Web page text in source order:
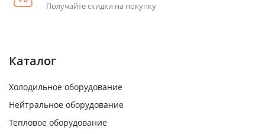
Получайте скидки на покупку
Каталог
Холодильное оборудование
Нейтральное оборудование
Тепловое оборудование